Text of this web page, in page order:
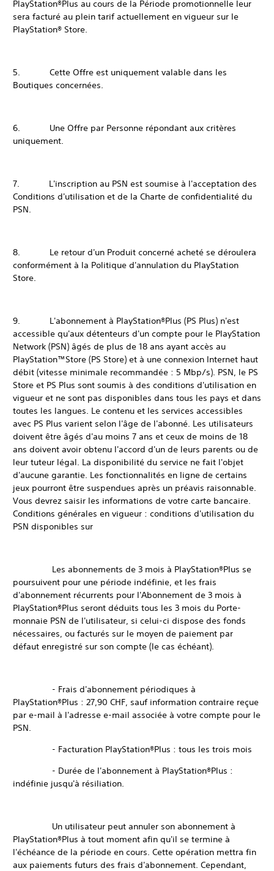
PlayStation®Plus au cours de la Période promotionnelle leur
sera facturé au plein tarif actuellement en vigueur sur le
PlayStation® Store.
5. Cette Offre est uniquement valable dans les
Boutiques concernées.
6. Une Offre par Personne répondant aux critères
uniquement.
7. L'inscription au PSN est soumise à l'acceptation des
Conditions d'utilisation et de la Charte de confidentialité du
PSN.
8. Le retour d'un Produit concerné acheté se déroulera
conformément à la Politique d'annulation du PlayStation
Store.
9. L'abonnement à PlayStation®Plus (PS Plus) n'est
accessible qu'aux détenteurs d'un compte pour le PlayStation
Network (PSN) âgés de plus de 18 ans ayant accès au
PlayStation™Store (PS Store) et à une connexion Internet haut
débit (vitesse minimale recommandée : 5 Mbp/s). PSN, le PS
Store et PS Plus sont soumis à des conditions d'utilisation en
vigueur et ne sont pas disponibles dans tous les pays et dans
toutes les langues. Le contenu et les services accessibles
avec PS Plus varient selon l'âge de l'abonné. Les utilisateurs
doivent être âgés d'au moins 7 ans et ceux de moins de 18
ans doivent avoir obtenu l'accord d'un de leurs parents ou de
leur tuteur légal. La disponibilité du service ne fait l'objet
d'aucune garantie. Les fonctionnalités en ligne de certains
jeux pourront être suspendues après un préavis raisonnable.
Vous devrez saisir les informations de votre carte bancaire.
Conditions générales en vigueur : conditions d'utilisation du
PSN disponibles sur
Les abonnements de 3 mois à PlayStation®Plus se
poursuivent pour une période indéfinie, et les frais
d'abonnement récurrents pour l'Abonnement de 3 mois à
PlayStation®Plus seront déduits tous les 3 mois du Porte-
monnaie PSN de l'utilisateur, si celui-ci dispose des fonds
nécessaires, ou facturés sur le moyen de paiement par
défaut enregistré sur son compte (le cas échéant).
- Frais d'abonnement périodiques à
PlayStation®Plus : 27,90 CHF, sauf information contraire reçue
par e-mail à l'adresse e-mail associée à votre compte pour le
PSN.
- Facturation PlayStation®Plus : tous les trois mois
- Durée de l'abonnement à PlayStation®Plus :
indéfinie jusqu'à résiliation.
Un utilisateur peut annuler son abonnement à
PlayStation®Plus à tout moment afin qu'il se termine à
l'échéance de la période en cours. Cette opération mettra fin
aux paiements futurs des frais d'abonnement. Cependant,